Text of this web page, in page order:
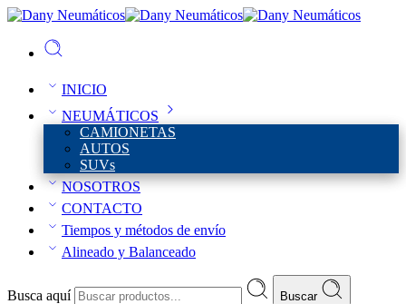
INICIO
NEUMÁTICOS
CAMIONETAS
AUTOS
SUVs
NOSOTROS
CONTACTO
Tiempos y métodos de envío
Alineado y Balanceado
Busca aquí Buscar